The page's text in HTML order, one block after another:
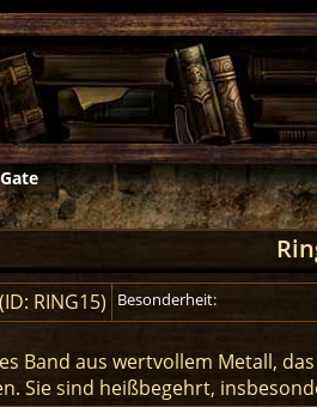
(ID: RING15)
Besonderheit:
Band aus wertvollem Metall,
Sie sind heißbegehrt,